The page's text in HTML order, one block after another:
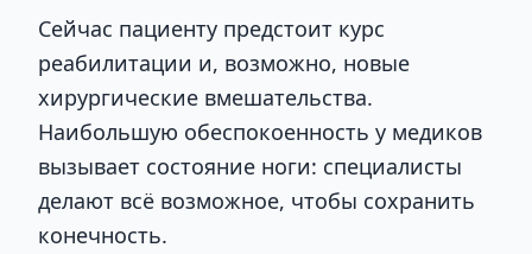
Сейчас пациенту предстоит курс
реабилитации и, возможно, новые
хирургические вмешательства.
Наибольшую обеспокоенность у медиков
вызывает состояние ноги: специалисты
делают всё возможное, чтобы сохранить
конечность.